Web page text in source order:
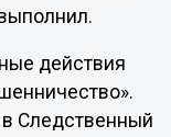
действия
Следственный